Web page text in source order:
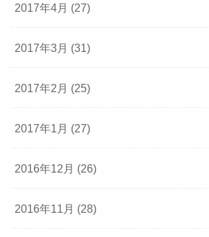
2017年4月 (27)
2017年3月 (31)
2017年2月 (25)
2017年1月 (27)
2016年12月 (26)
2016年11月 (28)